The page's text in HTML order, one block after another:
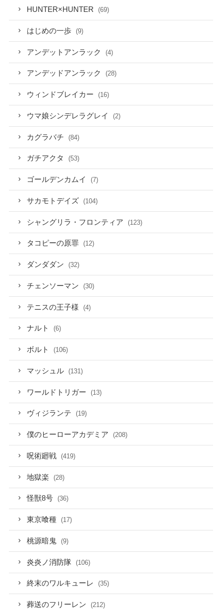
HUNTER×HUNTER (69)
はじめの一歩 (9)
アンデットアンラック (4)
アンデッドアンラック (28)
ウィンドブレイカー (16)
ウマ娘シンデレラグレイ (2)
カグラバチ (84)
ガチアクタ (53)
ゴールデンカムイ (7)
サカモトデイズ (104)
シャングリラ・フロンティア (123)
タコピーの原罪 (12)
ダンダダン (32)
チェンソーマン (30)
テニスの王子様 (4)
ナルト (6)
ボルト (106)
マッシュル (131)
ワールドトリガー (13)
ヴィジランテ (19)
僕のヒーローアカデミア (208)
呪術廻戦 (419)
地獄楽 (28)
怪獣8号 (36)
東京喰種 (17)
桃源暗鬼 (9)
炎炎ノ消防隊 (106)
終末のワルキューレ (35)
葬送のフリーレン (212)